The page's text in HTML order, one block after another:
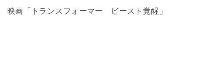
映画「トランスフォーマー ビースト覚醒」